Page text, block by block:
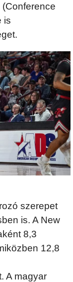
is
szerepet
is. A New
8,3
12,8
A magyar